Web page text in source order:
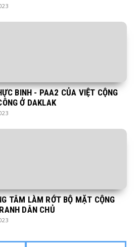
BINH - PAA2 CỦA VIỆT CỘNG
Ở DAKLAK
TÂM LÀM RỚT BỘ MẶT CỘNG
DÂN CHỦ